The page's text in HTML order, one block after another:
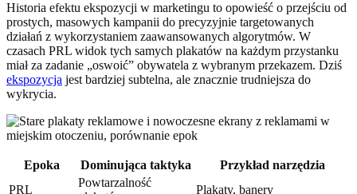
Historia efektu ekspozycji w marketingu to opowieść o przejściu od
prostych, masowych kampanii do precyzyjnie targetowanych
działań z wykorzystaniem zaawansowanych algorytmów. W
czasach PRL widok tych samych plakatów na każdym przystanku
miał za zadanie „oswoić” obywatela z wybranym przekazem. Dziś
ekspozycja jest bardziej subtelna, ale znacznie trudniejsza do
wykrycia.
Epoka Dominująca taktyka
Przykład narzędzia
PRL
Powtarzalność
Plakaty, banery